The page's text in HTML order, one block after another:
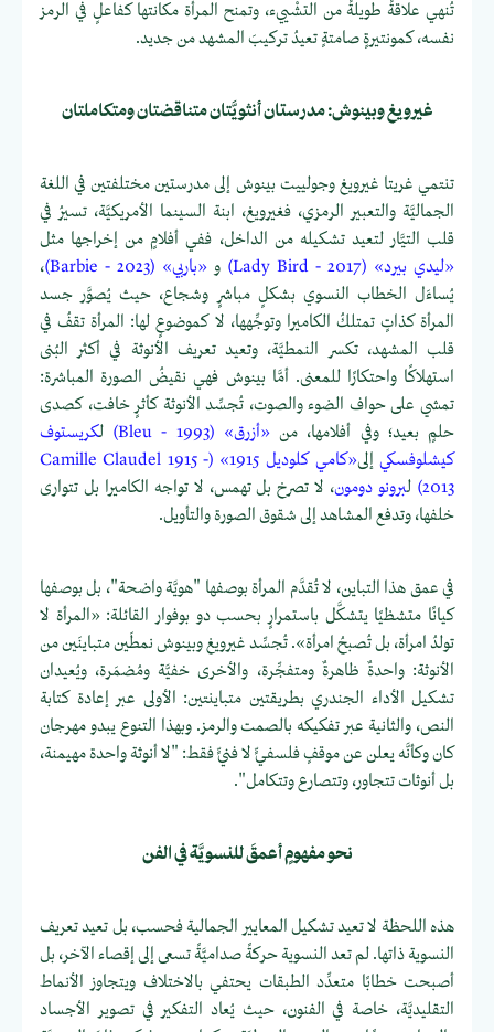
تُنهي علاقةً طويلةً من التشْييء، وتمنح المرأة مكانتها كفاعلٍ في الرمز
نفسه، كمونتيرةٍ صامتةٍ تعيدُ تركيبَ المشهد من جديد.
غيرويغ وبينوش: مدرستان أنثويَّتان متناقضتان ومتكاملتان
تنتمي غريتا غيرويغ وجولييت بينوش إلى مدرستين مختلفتين في اللغة
الجماليَّة والتعبير الرمزي، فغيرويغ، ابنة السينما الأمريكيَّة، تسيرُ في
قلب التيَّار لتعيد تشكيله من الداخل، ففي أفلامٍ من إخراجها مثل
«ليدي بيرد» (Lady Bird - 2017)
و «باربي» (Barbie - 2023)
،
يُساءَل الخطاب النسوي بشكلٍ مباشرٍ وشجاع، حيث يُصوَّر جسد
المرأة كذاتٍ تمتلكُ الكاميرا وتوجِّهها، لا كموضوعٍ لها: المرأة تقفُ في
قلب المشهد، تكسر النمطيَّة، وتعيد تعريف الأنوثة في أكثر البُنى
استهلاكًا واحتكارًا للمعنى. أمَّا بينوش فهي نقيضُ الصورة المباشرة:
تمشي على حواف الضوء والصوت، تُجسِّد الأنوثة كأثرٍ خافت، كصدى
حلمٍ بعيد؛ وفي أفلامها، من«أزرق» (Bleu - 1993) لكريستوف
كيشلوفسكيإلى
«كامي كلوديل 1915» (Camille Claudel 1915 -
2013)
لبرونو دومون، لا تصرخ بل تهمس، لا تواجه الكاميرا بل تتوارى
خلفها، وتدفع المشاهد إلى شقوق الصورة والتأويل.
في عمق هذا التباين، لا تُقدَّم المرأة بوصفها "هويَّة واضحة"، بل بوصفها
كيانًا متشظيًا يتشكَّل باستمرارٍ بحسب دو بوفوار القائلة: «المرأة لا
تولدُ امرأة، بل تُصبحُ امرأة». تُجسِّد غيرويغ وبينوش نمطَين متباينَين من
الأنوثة: واحدةٌ ظاهرةٌ ومتفجِّرة، والأخرى خفيَّة ومُضمَرة، ويُعيدان
تشكيل الأداء الجندري بطريقتين متباينتين: الأولى عبر إعادة كتابة
النص، والثانية عبر تفكيكه بالصمت والرمز. وبهذا التنوع يبدو مهرجان
كان وكأنَّه يعلن عن موقفٍ فلسفيٍّ لا فنيٍّ فقط: "لا أنوثة واحدة مهيمنة،
بل أنوثات تتجاور، وتتصارع وتتكامل".
نحو مفهومٍ أعمقَ للنسويَّة في الفن
هذه اللحظة لا تعيد تشكيل المعايير الجمالية فحسب، بل تعيد تعريف
النسوية ذاتها. لم تعد النسوية حركةً صداميَّةً تسعى إلى إقصاء الآخر، بل
أصبحت خطابًا متعدِّد الطبقات يحتفي بالاختلاف ويتجاوز الأنماط
التقليديَّة، خاصة في الفنون، حيث يُعاد التفكير في تصوير الأجساد